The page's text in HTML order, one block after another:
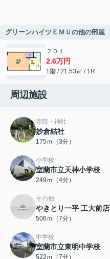
グリーンハイツＥＭＵの他の部屋
２０１
2.6万円
1階 / 21.53㎡ / 1R
周辺施設
寺院・神社
妙倉結社
175ｍ（3分）
小学校
室蘭市立天神小学校
249ｍ（4分）
その他
やきとり一平 工大前店
506ｍ（7分）
中学校
室蘭市立東明中学校
522ｍ（7分）